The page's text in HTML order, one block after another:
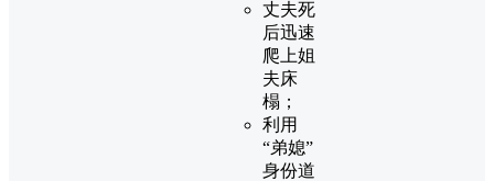
丈夫死
后迅速
爬上姐
夫床
榻；
利用
“弟媳”
身份道